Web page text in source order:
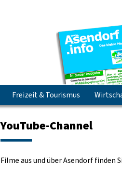
Jetzt
Freizeit & Tourismus
YouTube-Channel
Filme aus und über Asendorf finden